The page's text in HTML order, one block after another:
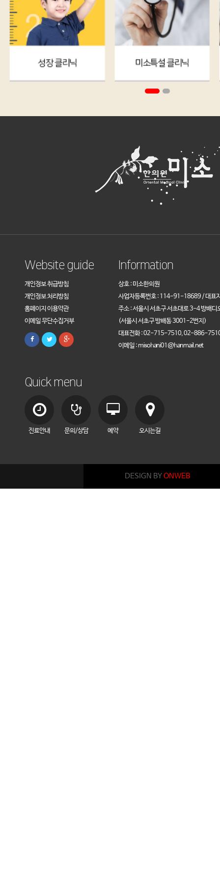
성장 클리닉 미소특설 클리닉
Website guide
개인정보 취급방침
개인정보 처리방침
홈페이지 이용약관
이메일 무단수집거부
Information
상호 : 미소한의원
사업자등록번호 : 114-91-18689 / 대표
주소 : 서울시 서초구 서초대로 3-4 방배
(서울시 서초구 방배동 3001-2번지)
대표전화 : 02-715-7510, 02-886-
이메일 : misohani01@hanmail.net
Quick menu
진료안내 문의/상담 예약 오시는길
DESIGN BYONWEB